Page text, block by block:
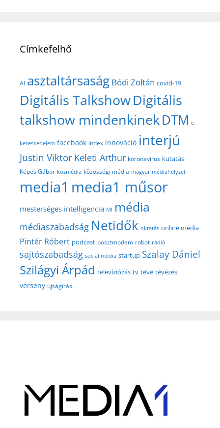
Címkefelhő
AI asztaltársaság Bódi Zoltán covid-19
Digitális TalkshowDigitális
talkshow mindenkinekDTM e-
kereskedelem facebook Index innováció interjú
Justin Viktor Keleti Arthur koronavírus kutatás
Képes Gábor közmédia közösségi média magyar médiahelyzet
media1 media1 műsor
mesterséges intelligencia MI média
médiaszabadság Netidők oktatás online média
Pintér Róbert podcast posztmodem robot rádió
sajtószabadság social media startup Szalay Dániel
Szilágyi Árpád televíziózás tv tévé tévézés
verseny újságírás